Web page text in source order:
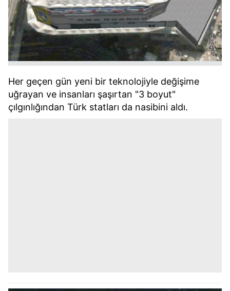
Her geçen gün yeni bir teknolojiyle değişime
uğrayan ve insanları şaşırtan "3 boyut"
çılgınlığından Türk statları da nasibini aldı.